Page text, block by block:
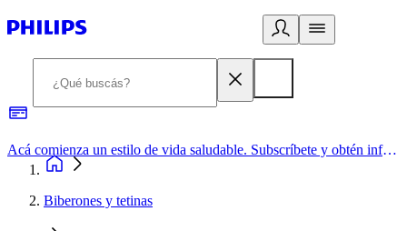
Acá comienza un estilo de vida saludable. Subscríbete y obtén información de primera mano
Biberones y tetinas